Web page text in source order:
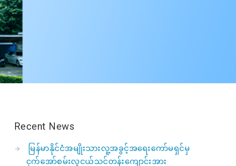
Recent News
မြန်မာနိုင်ငံအမျိုးသားလူ့အခွင့်အရေးကော်မရှင်မှ
ငှက်အော်စမ်းလူငယ်သင်တန်းကျောင်းအား